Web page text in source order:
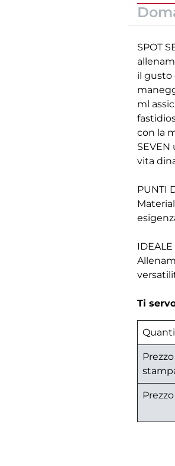
SPOT
il gusto
ml
con la
vita
PUNTI
IDEALE
Ti